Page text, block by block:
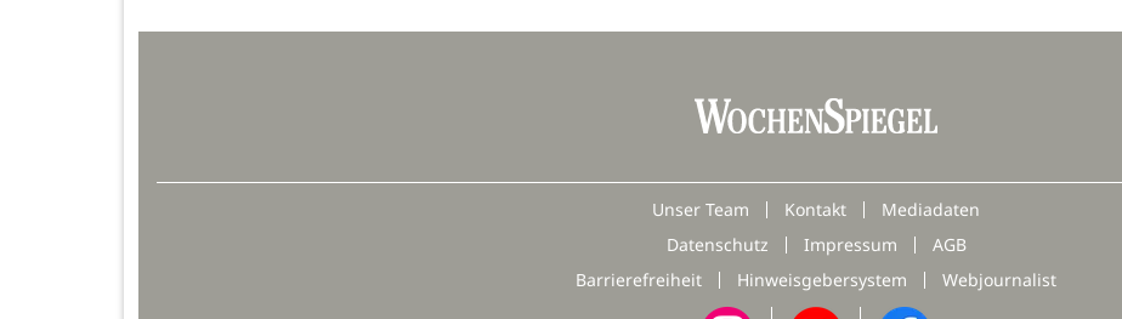
Unser Team Kontakt
Mediadaten
Datenschutz
Impressum
AGB
Barrierefreiheit
Hinweisgebersystem Webjournalist